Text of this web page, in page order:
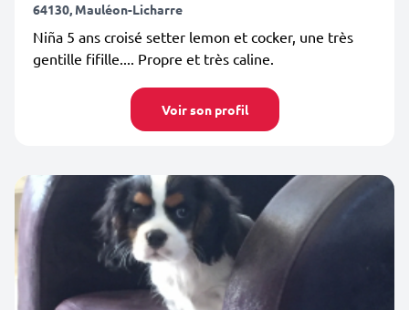
64130, Mauléon-Licharre
Niña 5 ans croisé setter lemon et cocker, une très
gentille fifille.... Propre et très caline.
Voir son profil